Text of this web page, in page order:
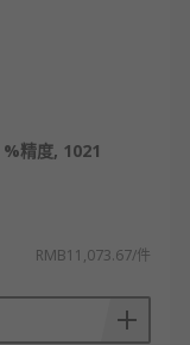
精度, 1021
RMB11,073.67/件